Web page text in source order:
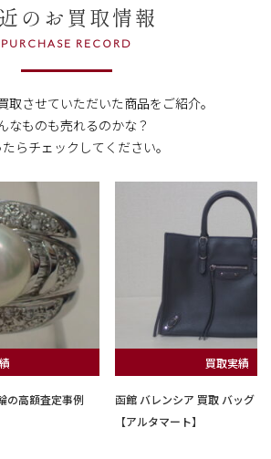
のお買取情報
PURCHASE RECORD
取させていただいた商品をご紹介。
なものも売れるのかな？
らチェックしてください。
の高額査定事例
買取実績
函館 バレンシア 買取 バッグ｜
【アルタマート】